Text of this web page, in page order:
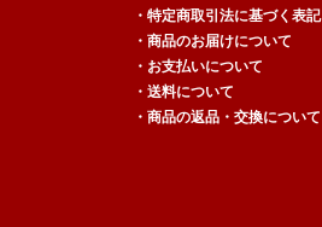
・特定商取引法に基づく表記
・商品のお届けについて
・お支払いについて
・送料について
・商品の返品・交換について